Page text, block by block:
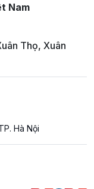
Nam
Thọ, Xuân
Hà Nội